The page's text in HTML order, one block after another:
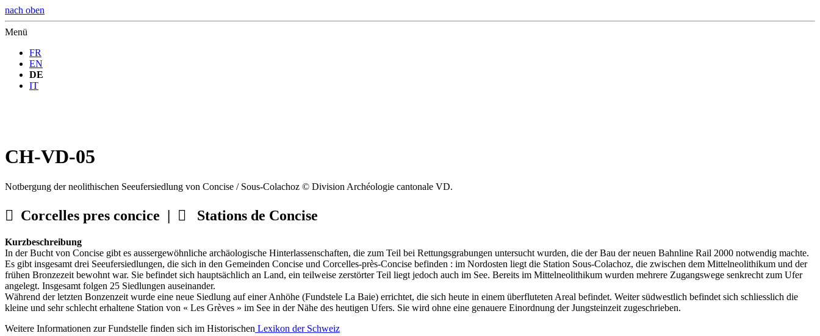
nach oben
Menü
FR
EN
DE
IT
CH-VD-05
Notbergung der neolithischen Seeufersiedlung von Concise / Sous-Colachoz © Division Archéologie cantonale VD.
 Corcelles pres concice |  Stations de Concise
Kurzbeschreibung
In der Bucht von Concise gibt es aussergewöhnliche archäologische Hinterlassenschaften, die zum Teil bei Rettungsgrabungen untersucht wurden, die der Bau der neuen Bahnline Rail 2000 notwendig machte.
Es gibt insgesamt drei Seeufersiedlungen, die sich in den Gemeinden Concise und Corcelles-près-Concise befinden : im Nordosten liegt die Station Sous-Colachoz, die zwischen dem Mittelneolithikum und der
frühen Bronzezeit bewohnt war. Sie befindet sich hauptsächlich an Land, ein teilweise zerstörter Teil liegt jedoch auch im See. Bereits im Mittelneolithikum wurden mehrere Zugangswege senkrecht zum Ufer
angelegt. Insgesamt folgen 25 Siedlungen auseinander.
Während der letzten Bonzenzeit wurde eine neue Siedlung auf einer Anhöhe (Fundstele La Baie) errichtet, die sich heute in einem überfluteten Areal befindet. Weiter südwestlich befindet sich schliesslich die
kleine und sehr schlecht erhaltene Station von « Les Grèves » im See in der Nähe des heutigen Ufers. Sie wird ohne eine genauere Einordnung der Jungsteinzeit zugeschrieben.
Weitere Informationen zur Fundstelle finden sich im Historischen Lexikon der Schweiz